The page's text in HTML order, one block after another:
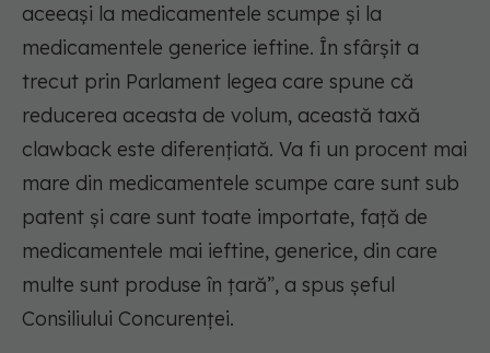
aceeași la medicamentele scumpe și la
medicamentele generice ieftine. În sfârșit a
trecut prin Parlament legea care spune că
reducerea aceasta de volum, această taxă
clawback este diferențiată. Va fi un procent mai
mare din medicamentele scumpe care sunt sub
patent și care sunt toate importate, față de
medicamentele mai ieftine, generice, din care
multe sunt produse în țară”, a spus șeful
Consiliului Concurenței.